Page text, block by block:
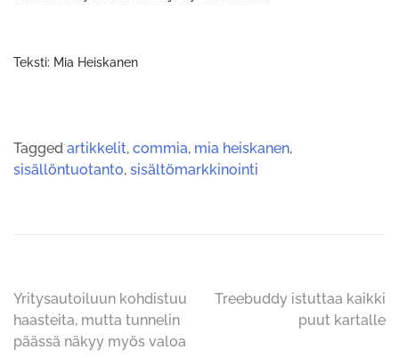
Teksti: Mia Heiskanen
Tagged artikkelit, commia, mia heiskanen,
sisällöntuotanto, sisältömarkkinointi
Artikkelien
selaus
Yritysautoiluun kohdistuu
haasteita, mutta tunnelin
päässä näkyy myös valoa
Treebuddy istuttaa kaikki
puut kartalle